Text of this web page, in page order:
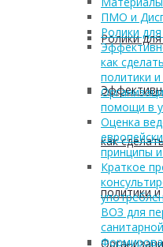
Ролики
как
политики
ПМО и
Ролики
как
политики
помощи в
Оценка
принципы
Краткое
ВОЗ для